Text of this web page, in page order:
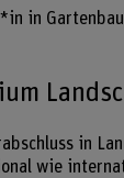
in
in
wie